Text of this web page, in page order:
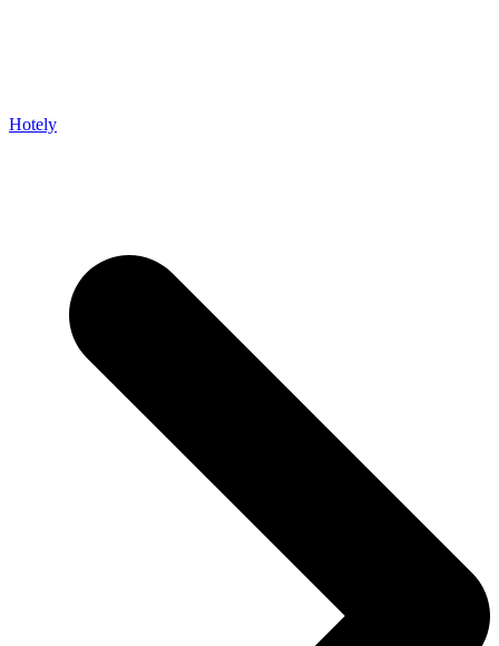
Hotely